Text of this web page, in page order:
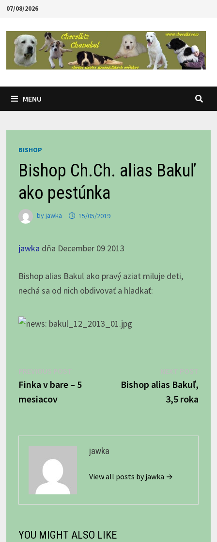
Skip
content
07/08/2026
MENU
BISHOP
Bishop Ch.Ch. alias Bakuľ
ako pestúnka
byjawka 15/05/2019
jawka dňa December 09 2013
Bishop alias Bakuľ ako pravý aziat miluje deti,
nechá sa od nich obdivovať a hladkať:
v
post:
Finka v bare – 5
mesiacov
Bishop alias Bakuľ,
3,5 roka
jawka
View all posts by jawka →
YOU MIGHT ALSO LIKE